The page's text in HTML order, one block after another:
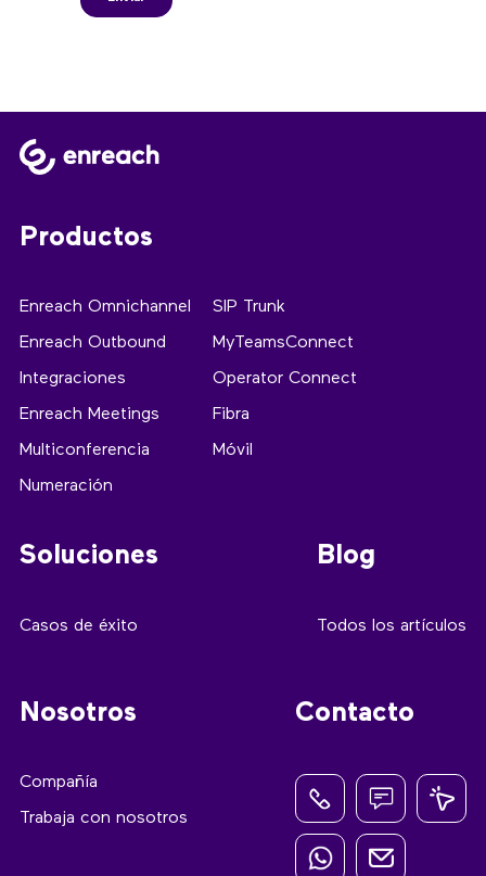
Productos
Enreach Omnichannel
Enreach Outbound
Integraciones
Enreach Meetings
Multiconferencia
Numeración
SIP Trunk
MyTeamsConnect
Operator Connect
Fibra
Móvil
Soluciones
Casos de éxito
Blog
Todos los artículos
Nosotros
Compañía
Trabaja con nosotros
Contacto